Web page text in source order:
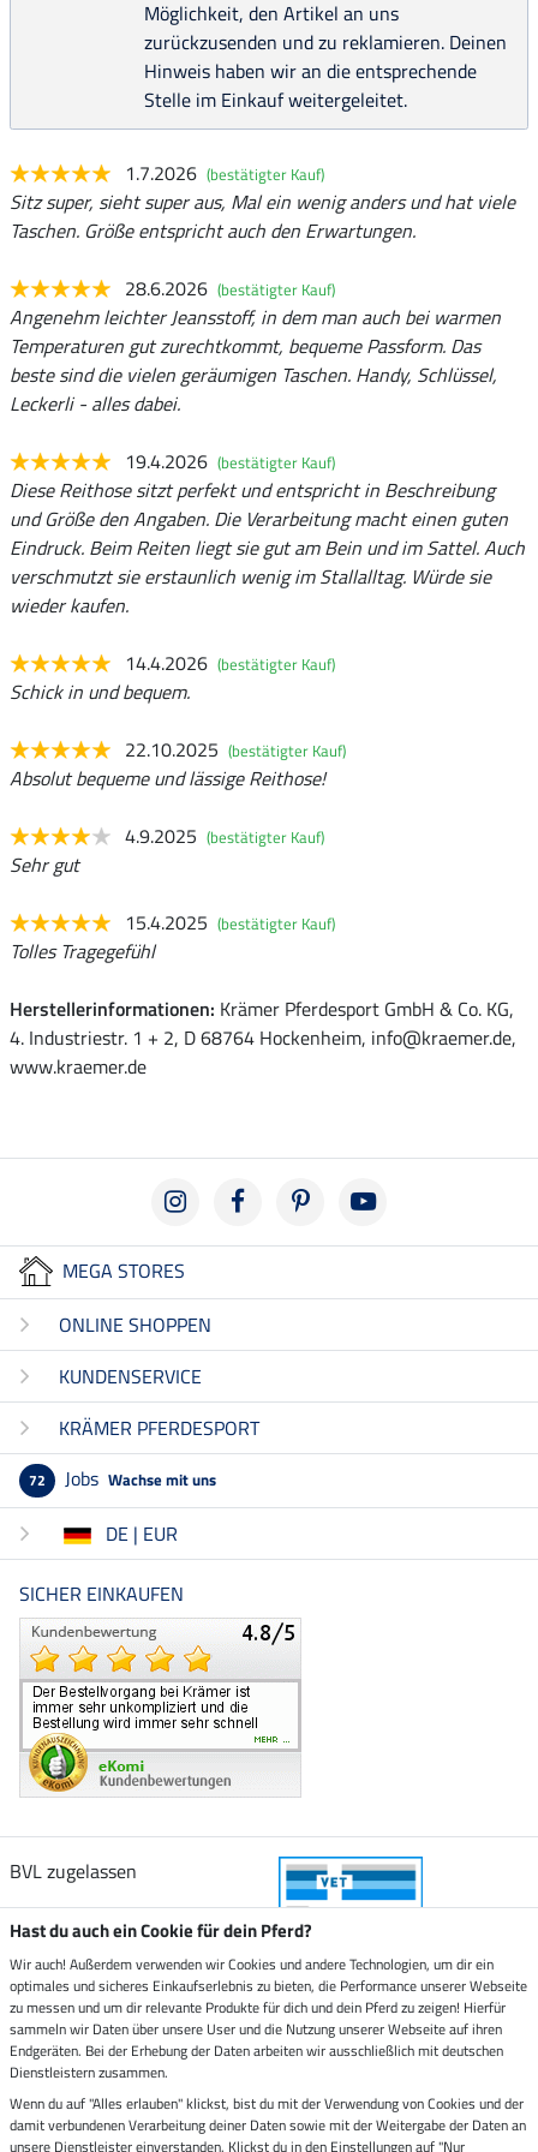
Möglichkeit, den Artikel an uns
zurückzusenden und zu reklamieren. Deinen
Hinweis haben wir an die entsprechende
Stelle im Einkauf weitergeleitet.
1.7.2026 (bestätigter Kauf)
Sitz super, sieht super aus, Mal ein wenig anders und hat viele
Taschen. Größe entspricht auch den Erwartungen.
28.6.2026 (bestätigter Kauf)
Angenehm leichter Jeansstoff, in dem man auch bei warmen
Temperaturen gut zurechtkommt, bequeme Passform. Das
beste sind die vielen geräumigen Taschen. Handy, Schlüssel,
Leckerli - alles dabei.
19.4.2026 (bestätigter Kauf)
Diese Reithose sitzt perfekt und entspricht in Beschreibung
und Größe den Angaben. Die Verarbeitung macht einen guten
Eindruck. Beim Reiten liegt sie gut am Bein und im Sattel. Auch
verschmutzt sie erstaunlich wenig im Stallalltag. Würde sie
wieder kaufen.
14.4.2026 (bestätigter Kauf)
Schick in und bequem.
22.10.2025 (bestätigter Kauf)
Absolut bequeme und lässige Reithose!
4.9.2025 (bestätigter Kauf)
Sehr gut
15.4.2025 (bestätigter Kauf)
Tolles Tragegefühl
Herstellerinformationen: Krämer Pferdesport GmbH & Co. KG,
4. Industriestr. 1 + 2, D 68764 Hockenheim, info@kraemer.de,
www.kraemer.de
MEGA STORES
ONLINE SHOPPEN
KUNDENSERVICE
KRÄMER PFERDESPORT
72 Jobs Wachse mit uns
DE | EUR
SICHER EINKAUFEN
BVL zugelassen
Zustellung durch
Sicher bezahlen mit
Rechnung Vorkasse
Hast du auch ein Cookie für dein Pferd?
Wir auch! Außerdem verwenden wir Cookies und andere Technologien, um dir ein
optimales und sicheres Einkaufserlebnis zu bieten, die Performance unserer Webseite
zu messen und um dir relevante Produkte für dich und dein Pferd zu zeigen! Hierfür
sammeln wir Daten über unsere User und die Nutzung unserer Webseite auf ihren
Endgeräten. Bei der Erhebung der Daten arbeiten wir ausschließlich mit deutschen
Dienstleistern zusammen.
Wenn du auf "Alles erlauben" klickst, bist du mit der Verwendung von Cookies und der
damit verbundenen Verarbeitung deiner Daten sowie mit der Weitergabe der Daten an
unsere Dienstleister einverstanden. Klickst du in den Einstellungen auf "Nur